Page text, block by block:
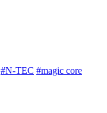
#N-TEC #magic core